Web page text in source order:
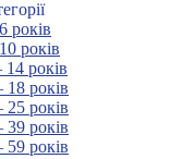
років
років
14 років
18 років
25 років
39 років
59 років